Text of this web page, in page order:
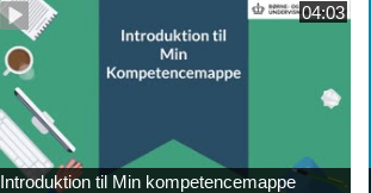
04:03
Introduktion til Min kompetencemappe